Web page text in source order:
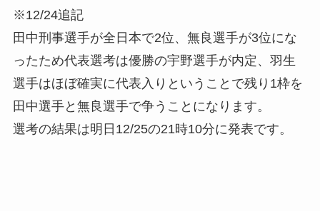
※12/24追記
田中刑事選手が全日本で2位、無良選手が3位にな
ったため代表選考は優勝の宇野選手が内定、羽生
選手はほぼ確実に代表入りということで残り1枠を
田中選手と無良選手で争うことになります。
選考の結果は明日12/25の21時10分に発表です。